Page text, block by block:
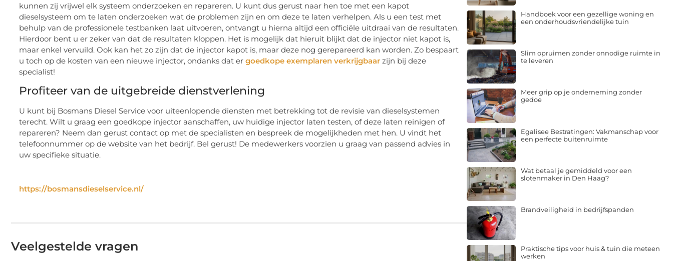
kunnen zij vrijwel elk systeem onderzoeken en repareren. U kunt dus gerust naar hen toe met een kapot
dieselsysteem om te laten onderzoeken wat de problemen zijn en om deze te laten verhelpen. Als u een test met
behulp van de professionele testbanken laat uitvoeren, ontvangt u hierna altijd een officiële uitdraai van de resultaten.
Hierdoor bent u er zeker van dat de resultaten kloppen. Het is mogelijk dat hieruit blijkt dat de injector niet kapot is,
maar enkel vervuild. Ook kan het zo zijn dat de injector kapot is, maar deze nog gerepareerd kan worden. Zo bespaart
u toch op de kosten van een nieuwe injector, ondanks dat er goedkope exemplaren verkrijgbaar zijn bij deze
specialist!
Profiteer van de uitgebreide dienstverlening
U kunt bij Bosmans Diesel Service voor uiteenlopende diensten met betrekking tot de revisie van dieselsystemen
terecht. Wilt u graag een goedkope injector aanschaffen, uw huidige injector laten testen, of deze laten reinigen of
repareren? Neem dan gerust contact op met de specialisten en bespreek de mogelijkheden met hen. U vindt het
telefoonnummer op de website van het bedrijf. Bel gerust! De medewerkers voorzien u graag van passend advies in
uw specifieke situatie.
https://bosmansdieselservice.nl/
Veelgestelde vragen
Handboek voor een gezellige woning en
een onderhoudsvriendelijke tuin
Slim opruimen zonder onnodige ruimte in
te leveren
Meer grip op je onderneming zonder
gedoe
Egalisee Bestratingen: Vakmanschap voor
een perfecte buitenruimte
Wat betaal je gemiddeld voor een
slotenmaker in Den Haag?
Brandveiligheid in bedrijfspanden
Praktische tips voor huis & tuin die meteen
werken